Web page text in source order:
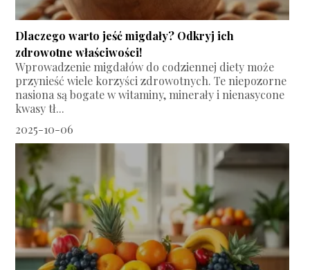
Dlaczego warto jeść migdały? Odkryj ich
zdrowotne właściwości!
Wprowadzenie migdałów do codziennej diety może
przynieść wiele korzyści zdrowotnych. Te niepozorne
nasiona są bogate w witaminy, minerały i nienasycone
kwasy tł...
2025-10-06